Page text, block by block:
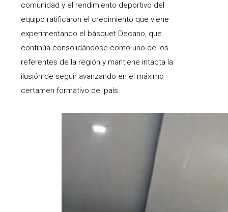
comunidad y el rendimiento deportivo del
equipo ratificaron el crecimiento que viene
experimentando el básquet Decano, que
continúa consolidándose como uno de los
referentes de la región y mantiene intacta la
ilusión de seguir avanzando en el máximo
certamen formativo del país.